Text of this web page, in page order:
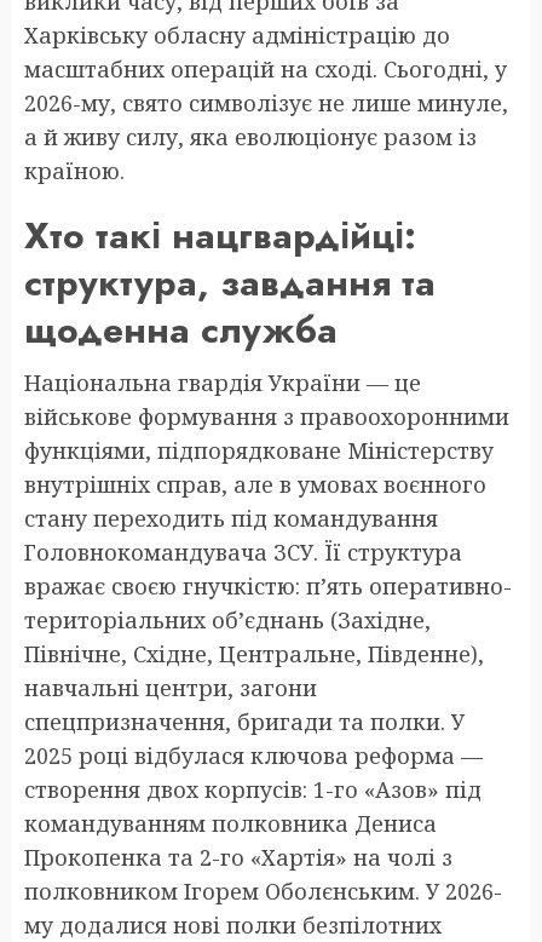
Харківську обласну адміністрацію до
масштабних операцій на сході. Сьогодні, у
2026-му, свято символізує не лише минуле,
а й живу силу, яка еволюціонує разом із
країною.
Хто такі нацгвардійці:
структура, завдання та
щоденна служба
Національна гвардія України — це
військове формування з правоохоронними
функціями, підпорядковане Міністерству
внутрішніх справ, але в умовах воєнного
стану переходить під командування
Головнокомандувача ЗСУ. Її структура
вражає своєю гнучкістю: п’ять оперативно-
територіальних об’єднань (Західне,
Північне, Східне, Центральне, Південне),
навчальні центри, загони
спецпризначення, бригади та полки. У
2025 році відбулася ключова реформа —
створення двох корпусів: 1-го «Азов» під
командуванням полковника Дениса
Прокопенка та 2-го «Хартія» на чолі з
полковником Ігорем Оболєнським. У 2026-
му додалися нові полки безпілотних